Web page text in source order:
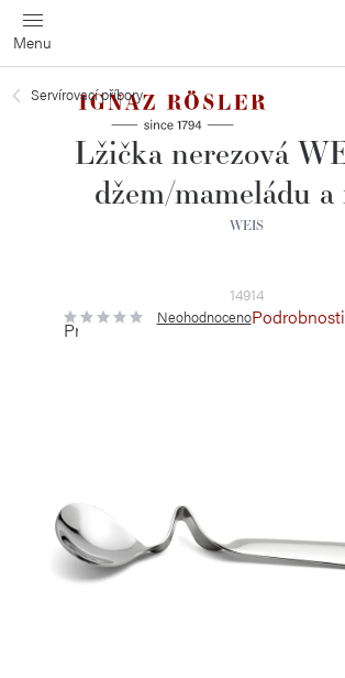
Přejít
na
obsah
Servírovací příbory
Lžička nerezová
džem/mameládu a
WEIS
14914
Průměrné
hodnocení
Neohodnoceno